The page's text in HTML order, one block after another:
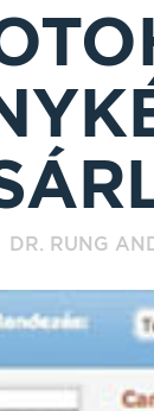
DR. RUNG